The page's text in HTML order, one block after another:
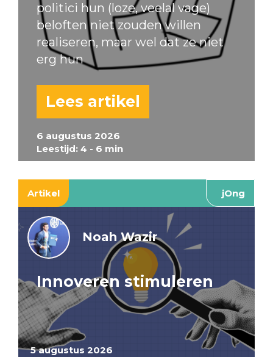
6 augustus 2026
Leestijd: 4 - 6 min
politici hun (loze, veelal vage)
beloften niet zouden willen
realiseren, maar wel dat ze niet
erg hun
Lees artikel
Artikel jOng
5 augustus 2026
Noah Wazir
Innoveren stimuleren